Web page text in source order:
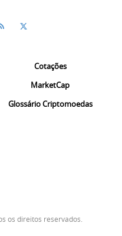
Cotações
MarketCap
Glossário Criptomoedas
os direitos reservados.